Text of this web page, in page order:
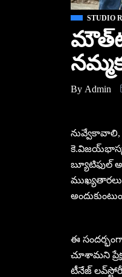
STUDIO
By Admin
నువ్వేకావాలి,
బ్యూటిఫుల్
ముఖ్య‌తార‌లు.
ఈ
చూశామని
టీనేజ్‌